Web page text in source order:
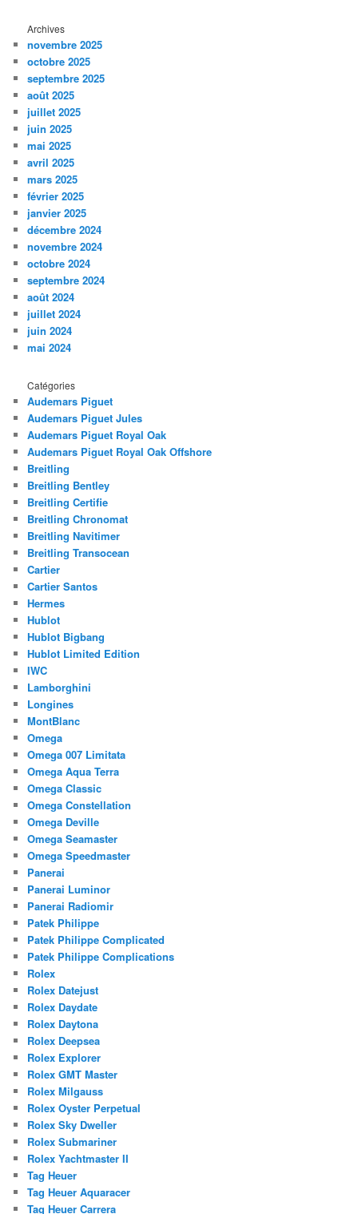
Archives
novembre 2025
octobre 2025
septembre 2025
août 2025
juillet 2025
juin 2025
mai 2025
avril 2025
mars 2025
février 2025
janvier 2025
décembre 2024
novembre 2024
octobre 2024
septembre 2024
août 2024
juillet 2024
juin 2024
mai 2024
Catégories
Audemars Piguet
Audemars Piguet Jules
Audemars Piguet Royal Oak
Audemars Piguet Royal Oak Offshore
Breitling
Breitling Bentley
Breitling Certifie
Breitling Chronomat
Breitling Navitimer
Breitling Transocean
Cartier
Cartier Santos
Hermes
Hublot
Hublot Bigbang
Hublot Limited Edition
IWC
Lamborghini
Longines
MontBlanc
Omega
Omega 007 Limitata
Omega Aqua Terra
Omega Classic
Omega Constellation
Omega Deville
Omega Seamaster
Omega Speedmaster
Panerai
Panerai Luminor
Panerai Radiomir
Patek Philippe
Patek Philippe Complicated
Patek Philippe Complications
Rolex
Rolex Datejust
Rolex Daydate
Rolex Daytona
Rolex Deepsea
Rolex Explorer
Rolex GMT Master
Rolex Milgauss
Rolex Oyster Perpetual
Rolex Sky Dweller
Rolex Submariner
Rolex Yachtmaster II
Tag Heuer
Tag Heuer Aquaracer
Tag Heuer Carrera